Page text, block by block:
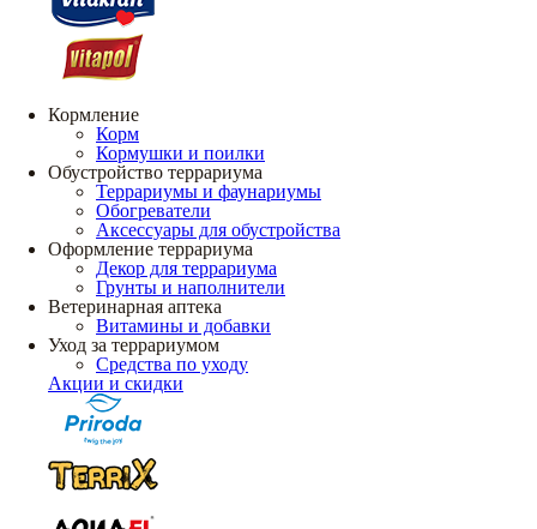
Кормление
Корм
Кормушки и поилки
Обустройство террариума
Террариумы и фаунариумы
Обогреватели
Аксессуары для обустройства
Оформление террариума
Декор для террариума
Грунты и наполнители
Ветеринарная аптека
Витамины и добавки
Уход за террариумом
Средства по уходу
Акции и скидки